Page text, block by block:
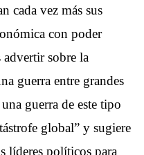
cada vez más sus
con poder
sobre la
guerra entre grandes
guerra de este tipo
global” y sugiere
líderes políticos para